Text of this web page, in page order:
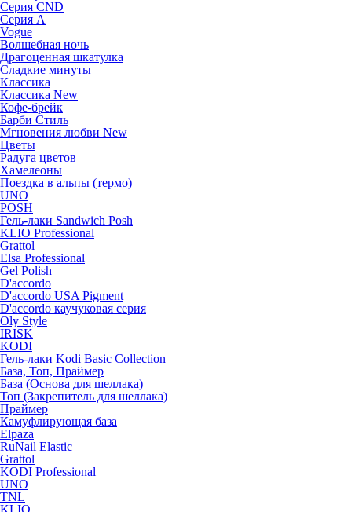
Серия CND
Серия А
Vogue
Волшебная ночь
Драгоценная шкатулка
Сладкие минуты
Классика
Классика New
Кофе-брейк
Барби Стиль
Мгновения любви New
Цветы
Радуга цветов
Хамелеоны
Поездка в альпы (термо)
UNO
POSH
Гель-лаки Sandwich Posh
KLIO Professional
Grattol
Elsa Professional
Gel Polish
D'accordo
D'accordo USA Pigment
D'accordo каучуковая серия
Oly Style
IRISK
KODI
Гель-лаки Kodi Basic Collection
База, Топ, Праймер
База (Основа для шеллака)
Топ (Закрепитель для шеллака)
Праймер
Камуфлирующая база
Elpaza
RuNail Elastic
Grattol
KODI Professional
UNO
TNL
KLIO